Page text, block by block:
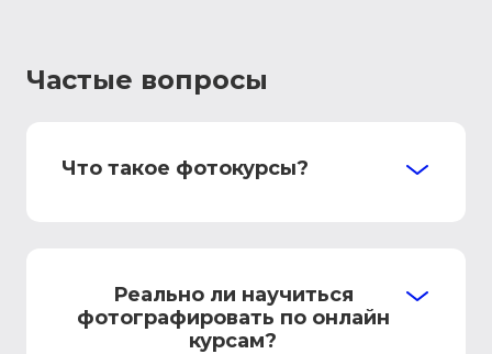
Частые вопросы
Что такое фотокурсы?
Реально ли научиться
фотографировать по онлайн
курсам?